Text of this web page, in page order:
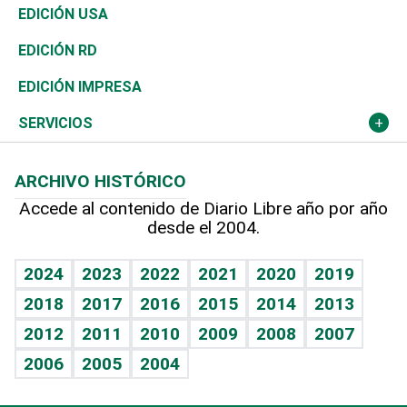
Reportajes
África
Ocenanía
Caribe
Resto del mundo
Vivienda
Telecom.
Global y variable
Economía personal
Buena Vida
Sociales
Novedades
Podcast Arte Libre
Hablando con el pediatra
Vida y familia
Eñe
Celebrando la vida
Sin complejos
Ciclismo
Tenis
Olimpismo
Más deportes
Línea de hit
TBT Deportivo
En Directo
El Espía
Noticiero Poteleche
Columnistas
Más firmas
Tecnología
Historia
Martes de tecnología
Cambio climático
Economía
Revista
Deportes
Opinión
Hecho en casa
Guía del dinero
EDICIÓN USA
EDICIÓN RD
EDICIÓN IMPRESA
SERVICIOS
Cumpleaños
Horóscopos
Crucigramas
ARCHIVO HISTÓRICO
Accede al contenido de Diario Libre año por año
desde el 2004.
2024 2023 2022 2021 2020
2019
2018
2017 2016 2015 2014
2013
2012
2011 2010 2009 2008
2007
2006
2005 2004